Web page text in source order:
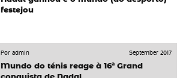
festejou
Por admin
September 2017
Mundo do ténis reage à 16ª Grand